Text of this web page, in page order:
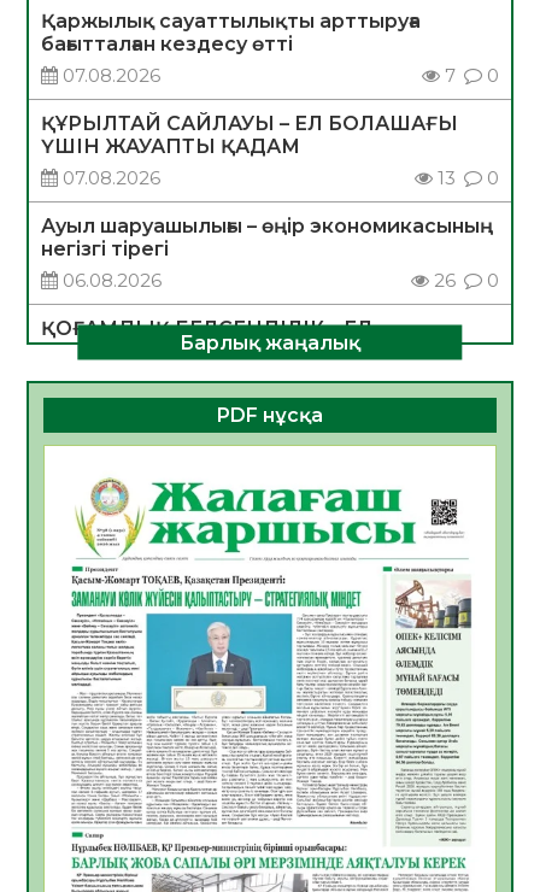
Қаржылық сауаттылықты арттыруға
бағытталған кездесу өтті
07.08.2026
7 0
ҚҰРЫЛТАЙ САЙЛАУЫ – ЕЛ БОЛАШАҒЫ
ҮШІН ЖАУАПТЫ ҚАДАМ
07.08.2026
13 0
Ауыл шаруашылығы – өңір экономикасының
негізгі тірегі
06.08.2026
26 0
ҚОҒАМДЫҚ БЕЛСЕНДІЛІК – ЕЛ
ДАМУЫНЫҢ НЕГІЗІ
06.08.2026
24 0
ҚҰРЫЛТАЙ САЙЛАУЫ – БОЛАШАҚҚА
06.08.2026
Инфекциялық ауруларға қарсы иммундау
жұмыстарының тиімділігі
06.08.2026
28
Көкжөтел ауруы туралы
06.08.2026
25
АПВ вакцинасы туралы мәлімет
06.08.2026
26
Open Air: Қызылорда облысы полиция
департаменті 20 мыңнан астам
көрерменнің қауіпсіздігін қамтамасыз етті
06.08.2026
38
Барлық жаңалық
PDF нұсқа